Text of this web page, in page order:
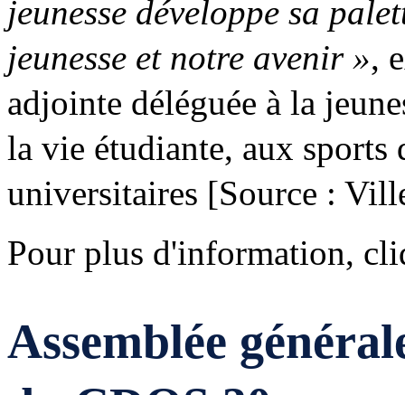
jeunesse développe sa
jeunesse et notre avenir »,
adjointe déléguée à la
la vie étudiante, aux sports
universitaires [Source :
Pour plus d'information,
Assemblée